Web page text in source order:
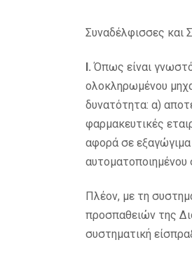
Συναδέλφισσες και
Ι. Όπως είναι
ολοκληρωμένου
δυνατότητα: α)
φαρμακευτικές
αφορά σε
Πλέον, με τη
προσπαθειών της
συστηματική